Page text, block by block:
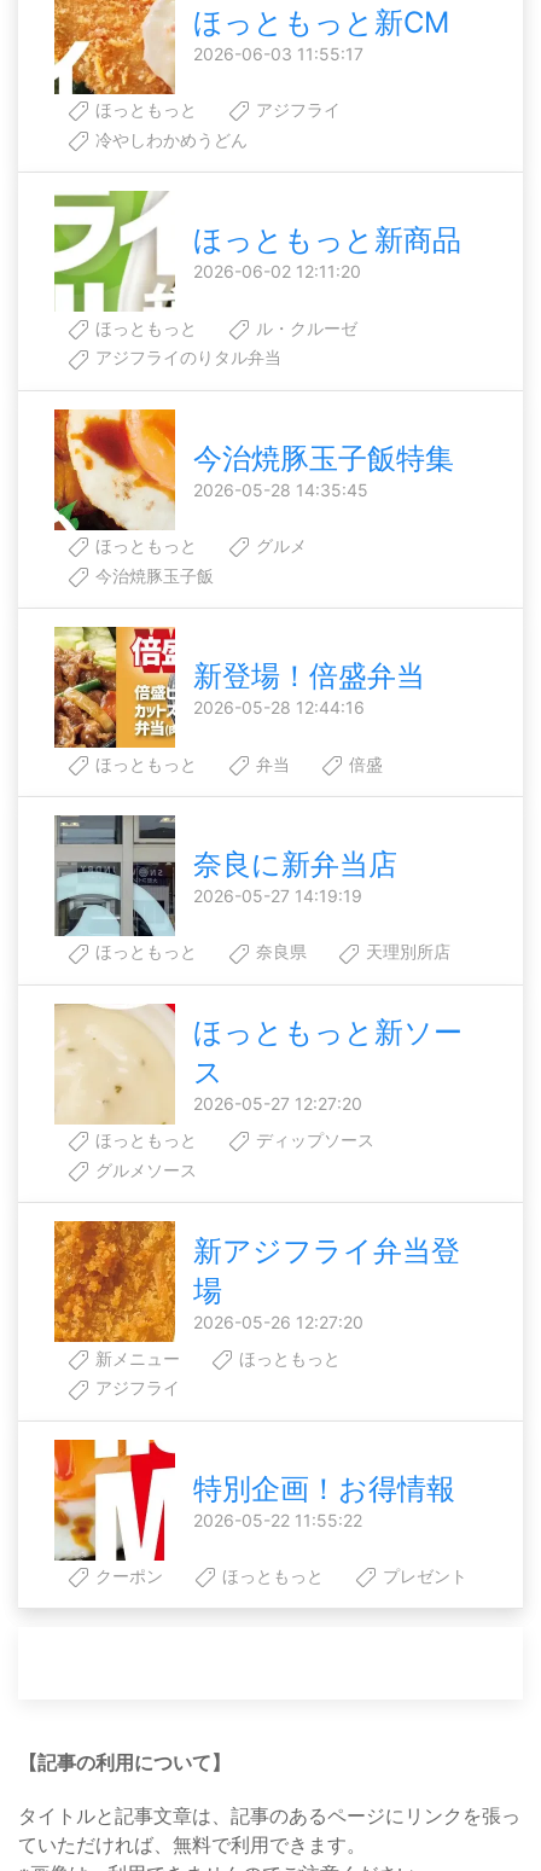
ほっともっと新CM
2026-06-03 11:55:17
ほっともっと
アジフライ
冷やしわかめうどん
ほっともっと新商品
2026-06-02 12:11:20
ほっともっと
ル・クルーゼ
アジフライのりタル弁当
今治焼豚玉子飯特集
2026-05-28 14:35:45
ほっともっと
グルメ
今治焼豚玉子飯
新登場！倍盛弁当
2026-05-28 12:44:16
ほっともっと 弁当 倍盛
奈良に新弁当店
2026-05-27 14:19:19
ほっともっと 奈良県 天理別所店
ほっともっと新ソー
ス
2026-05-27 12:27:20
ほっともっと
ディップソース
グルメソース
新アジフライ弁当登
場
2026-05-26 12:27:20
新メニュー
ほっともっと
アジフライ
特別企画！お得情報
2026-05-22 11:55:22
クーポン ほっともっと プレゼント
【記事の利用について】
タイトルと記事文章は、記事のあるページにリンクを張っ
ていただければ、無料で利用できます。